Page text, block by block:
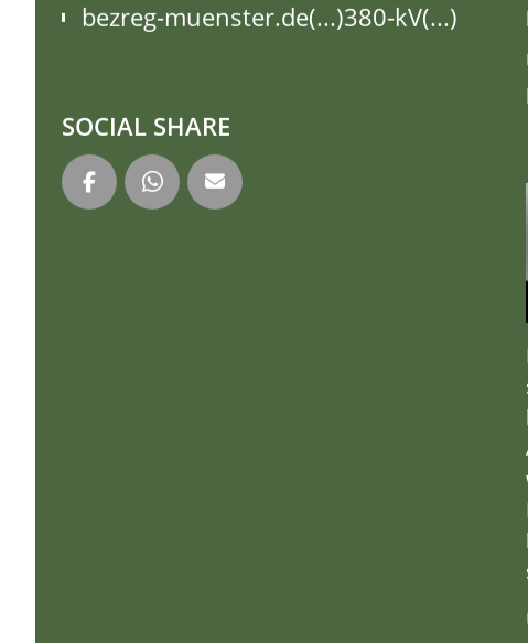
FAQ - HÄUFIG
bezreg-muenster.de(...)380-kV(...)
SOCIAL SHARE